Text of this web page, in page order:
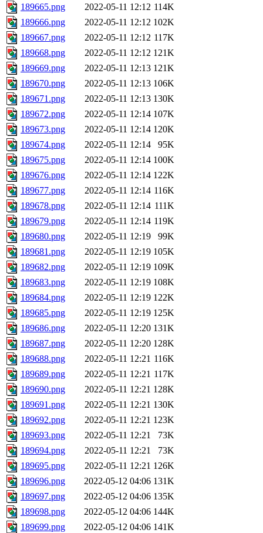
189665.png
2022-05-11 12:12 114K
189666.png
2022-05-11 12:12 102K
189667.png
2022-05-11 12:12 117K
189668.png
2022-05-11 12:12 121K
189669.png
2022-05-11 12:13 121K
189670.png
2022-05-11 12:13 106K
189671.png
2022-05-11 12:13 130K
189672.png
2022-05-11 12:14 107K
189673.png
2022-05-11 12:14 120K
189674.png
2022-05-11 12:14
95K
189675.png
2022-05-11 12:14 100K
189676.png
2022-05-11 12:14 122K
189677.png
2022-05-11 12:14 116K
189678.png
2022-05-11 12:14 111K
189679.png
2022-05-11 12:14 119K
189680.png
2022-05-11 12:19
99K
189681.png
2022-05-11 12:19 105K
189682.png
2022-05-11 12:19 109K
189683.png
2022-05-11 12:19 108K
189684.png
2022-05-11 12:19 122K
189685.png
2022-05-11 12:19 125K
189686.png
2022-05-11 12:20 131K
189687.png
2022-05-11 12:20 128K
189688.png
2022-05-11 12:21 116K
189689.png
2022-05-11 12:21 117K
189690.png
2022-05-11 12:21 128K
189691.png
2022-05-11 12:21 130K
189692.png
2022-05-11 12:21 123K
189693.png
2022-05-11 12:21
73K
189694.png
2022-05-11 12:21
73K
189695.png
2022-05-11 12:21 126K
189696.png
2022-05-12 04:06 131K
189697.png
2022-05-12 04:06 135K
189698.png
2022-05-12 04:06 144K
189699.png
2022-05-12 04:06 141K